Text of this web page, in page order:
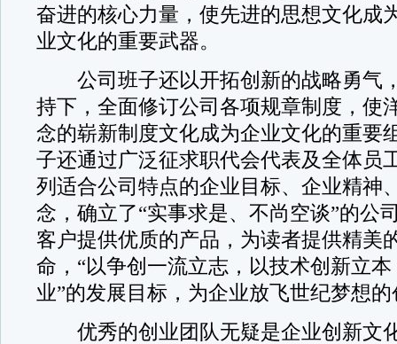
奋进的核心力量，使先进的思想文化成
业文化的重要武器。
公司班子还以开拓创新的战略勇气
持下，全面修订公司各项规章制度，使
念的崭新制度文化成为企业文化的重要
子还通过广泛征求职代会代表及全体员
列适合公司特点的企业目标、企业精神
念，确立了“实事求是、不尚空谈”的公
客户提供优质的产品，为读者提供精美
命，“以争创一流立志，以技术创新立
业”的发展目标，为企业放飞世纪梦想
优秀的创业团队无疑是企业创新文